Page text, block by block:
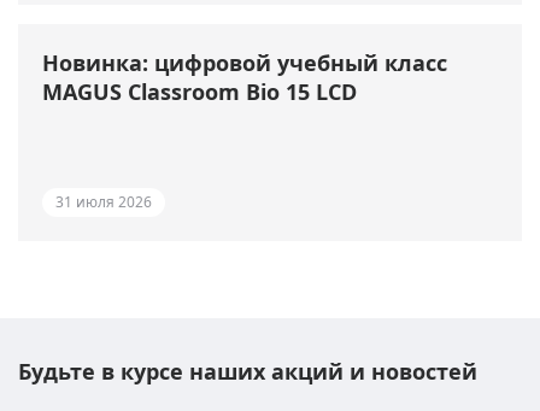
Новинка: цифровой учебный класс
MAGUS Classroom Bio 15 LCD
31 июля 2026
Будьте в курсе наших акций и новостей